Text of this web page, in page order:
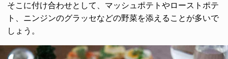
そこに付け合わせとして、マッシュポテトやローストポテ
ト、ニンジンのグラッセなどの野菜を添えることが多いで
しょう。